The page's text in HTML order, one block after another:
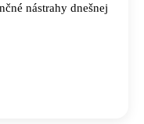
nástrahy dnešnej